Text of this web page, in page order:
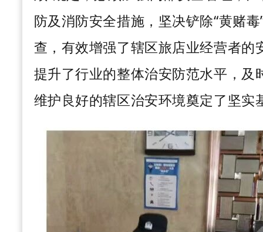
防及消防安全措施，坚决铲除“黄赌
查，有效增强了辖区旅店业经营者的
提升了行业的整体治安防范水平，及
维护良好的辖区治安环境奠定了坚